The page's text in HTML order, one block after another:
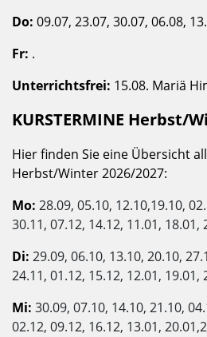
Do: 09.07, 23.07, 30.07,
Fr: .
Unterrichtsfrei: 15.08. Mariä
KURSTERMINE Herbst/
Hier finden Sie eine Übersicht
Herbst/Winter 2026/2027:
Mo: 28.09, 05.10, 12.10,19.10,
30.11, 07.12, 14.12, 11.01, 18.01,
Di: 29.09, 06.10, 13.10, 20.10,
24.11, 01.12, 15.12, 12.01, 19.01,
Mi: 30.09, 07.10, 14.10, 21.10,
02.12, 09.12, 16.12, 13.01,